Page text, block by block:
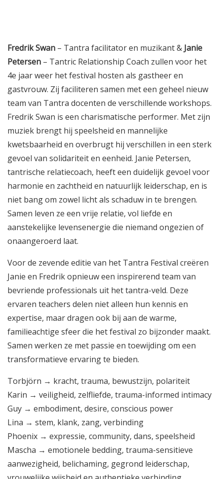
Fredrik Swan – Tantra facilitator en muzikant & Janie
Petersen – Tantric Relationship Coach zullen voor het
4e jaar weer het festival hosten als gastheer en
gastvrouw. Zij faciliteren samen met een geheel nieuw
team van Tantra docenten de verschillende workshops.
Fredrik Swan is een charismatische performer. Met zijn
muziek brengt hij speelsheid en mannelijke
kwetsbaarheid en overbrugt hij verschillen in een sterk
gevoel van solidariteit en eenheid. Janie Petersen,
tantrische relatiecoach, heeft een duidelijk gevoel voor
harmonie en zachtheid en natuurlijk leiderschap, en is
niet bang om zowel licht als schaduw in te brengen.
Samen leven ze een vrije relatie, vol liefde en
aanstekelijke levensenergie die niemand ongezien of
onaangeroerd laat.
Voor de zevende editie van het Tantra Festival creëren
Janie en Fredrik opnieuw een inspirerend team van
bevriende professionals uit het tantra-veld. Deze
ervaren teachers delen niet alleen hun kennis en
expertise, maar dragen ook bij aan de warme,
familieachtige sfeer die het festival zo bijzonder maakt.
Samen werken ze met passie en toewijding om een
transformatieve ervaring te bieden.
Torbjörn → kracht, trauma, bewustzijn, polariteit
Karin → veiligheid, zelfliefde, trauma-informed intimacy
Guy → embodiment, desire, conscious power
Lina → stem, klank, zang, verbinding
Phoenix → expressie, community, dans, speelsheid
Mascha → emotionele bedding, trauma-sensitieve
aanwezigheid, belichaming, gegrond leiderschap,